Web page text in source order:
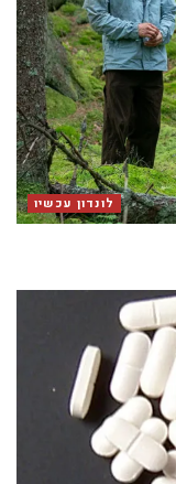
לונדון עכשיו